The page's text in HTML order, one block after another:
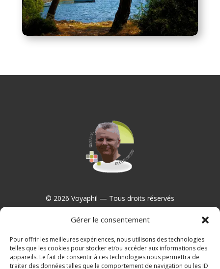
Gérer le consentement
Pour offrir les meilleures expériences, nous utilisons des technologies
telles que les cookies pour stocker et/ou accéder aux informations des
appareils. Le fait de consentir à ces technologies nous permettra de
traiter des données telles que le comportement de navigation ou les ID
© 2026 Voyaphil — Tous droits réservés
Contact